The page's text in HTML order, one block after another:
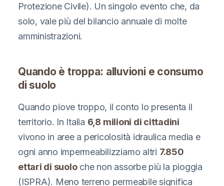
Protezione Civile). Un singolo evento che, da
solo, vale più del bilancio annuale di molte
amministrazioni.
Quando è troppa: alluvioni e consumo
di suolo
Quando piove troppo, il conto lo presenta il
territorio. In Italia 6,8 milioni di cittadini
vivono in aree a pericolosità idraulica media e
ogni anno impermeabilizziamo altri 7.850
ettari di suoloche non assorbe più la pioggia
(ISPRA). Meno terreno permeabile significa